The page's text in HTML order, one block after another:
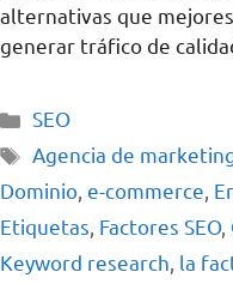
alternativas que
generar tráfico de
SEO
Agencia de
Dominio, e-commerce,
Etiquetas, Factores SEO,
Keyword research, la